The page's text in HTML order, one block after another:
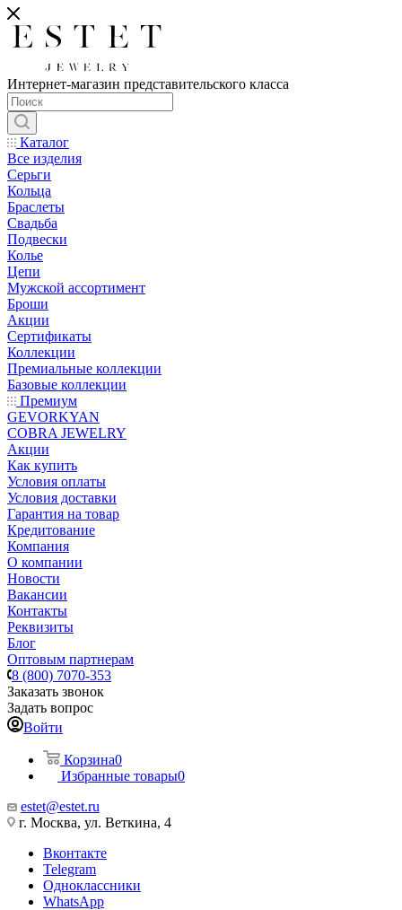
Интернет-магазин представительского класса
Каталог
Все изделия
Серьги
Кольца
Браслеты
Свадьба
Подвески
Колье
Цепи
Мужской ассортимент
Броши
Акции
Сертификаты
Коллекции
Премиальные коллекции
Базовые коллекции
Премиум
GEVORKYAN
COBRA JEWELRY
Акции
Как купить
Условия оплаты
Условия доставки
Гарантия на товар
Кредитование
Компания
О компании
Новости
Вакансии
Контакты
Реквизиты
Блог
Оптовым партнерам
8 (800) 7070-353
Заказать звонок
Задать вопрос
Войти
Корзина0
Избранные товары0
estet@estet.ru
г. Москва, ул. Веткина, 4
Вконтакте
Telegram
Одноклассники
WhatsApp